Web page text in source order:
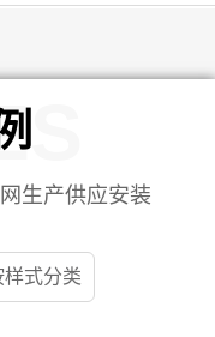
生产供应安装
样式分类